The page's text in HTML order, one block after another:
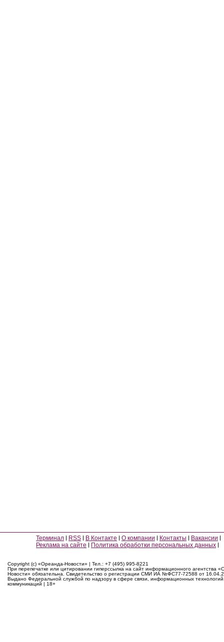
Терминал RSS В Контакте О компании Контакты
Вакансии
Реклама на сайте
Политика обработки персональных данных
Copyright (c) «Ореанда-Новости» | Тел.: +7 (495) 995-8221
При перепечатке или цитировании гиперссылка на сайт информационного агентства
Новости» обязательна. Свидетельство о регистрации СМИ ИА №ФС77-72588 от
Выдано Федеральной службой по надзору в сфере связи, информационных
коммуникаций | 18+